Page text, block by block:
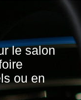
le salon
ou en